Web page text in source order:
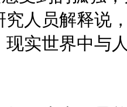
究人员解释说
现实世界中与